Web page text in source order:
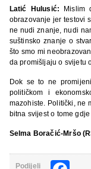
Latić Hulusić: Mislim
obrazovanje jer testovi
ne nudi znanje, nudi
suštinsko znanje o
što smo mi
da promišljaju o svijetu
Dok se to ne
političkom i
mazohiste. Politički, ne
bitna svijest o tome
Selma Boračić-Mršo
Podijeli